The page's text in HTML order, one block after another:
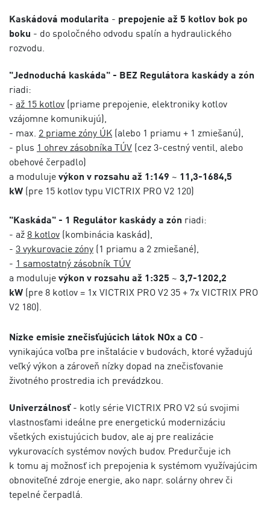
Kaskádová modularita - prepojenie až 5 kotlov bok po
boku - do spoločného odvodu spalín a hydraulického
rozvodu.
"Jednoduchá kaskáda" - BEZ Regulátora kaskády a zón
riadi:
- až 15 kotlov (priame prepojenie, elektroniky kotlov
vzájomne komunikujú),
- max. 2 priame zóny ÚK (alebo 1 priamu + 1 zmiešanú),
- plus 1 ohrev zásobníka TÚV (cez 3-cestný ventil, alebo
obehové čerpadlo)
a moduluje výkon v rozsahu až 1:149 ~ 11,3-1684,5
kW (pre 15 kotlov typu VICTRIX PRO V2 120)
"Kaskáda" - 1 Regulátor kaskády a zón riadi:
- až 8 kotlov (kombinácia kaskád),
- 3 vykurovacie zóny (1 priamu a 2 zmiešané),
- 1 samostatný zásobník TÚV
a moduluje výkon v rozsahu až 1:325 ~ 3,7-1202,2
kW (pre 8 kotlov = 1x VICTRIX PRO V2 35 + 7x VICTRIX PRO
V2 180).
Nízke emisie znečisťujúcich látok NOx a CO -
vynikajúca voľba pre inštalácie v budovách, ktoré vyžadujú
veľký výkon a zároveň nízky dopad na znečisťovanie
životného prostredia ich prevádzkou.
Univerzálnosť - kotly série VICTRIX PRO V2 sú svojimi
vlastnosťami ideálne pre energetickú modernizáciu
všetkých existujúcich budov, ale aj pre realizácie
vykurovacích systémov nových budov. Predurčuje ich
k tomu aj možnosť ich prepojenia k systémom využívajúcim
obnoviteľné zdroje energie, ako napr. solárny ohrev či
tepelné čerpadlá.